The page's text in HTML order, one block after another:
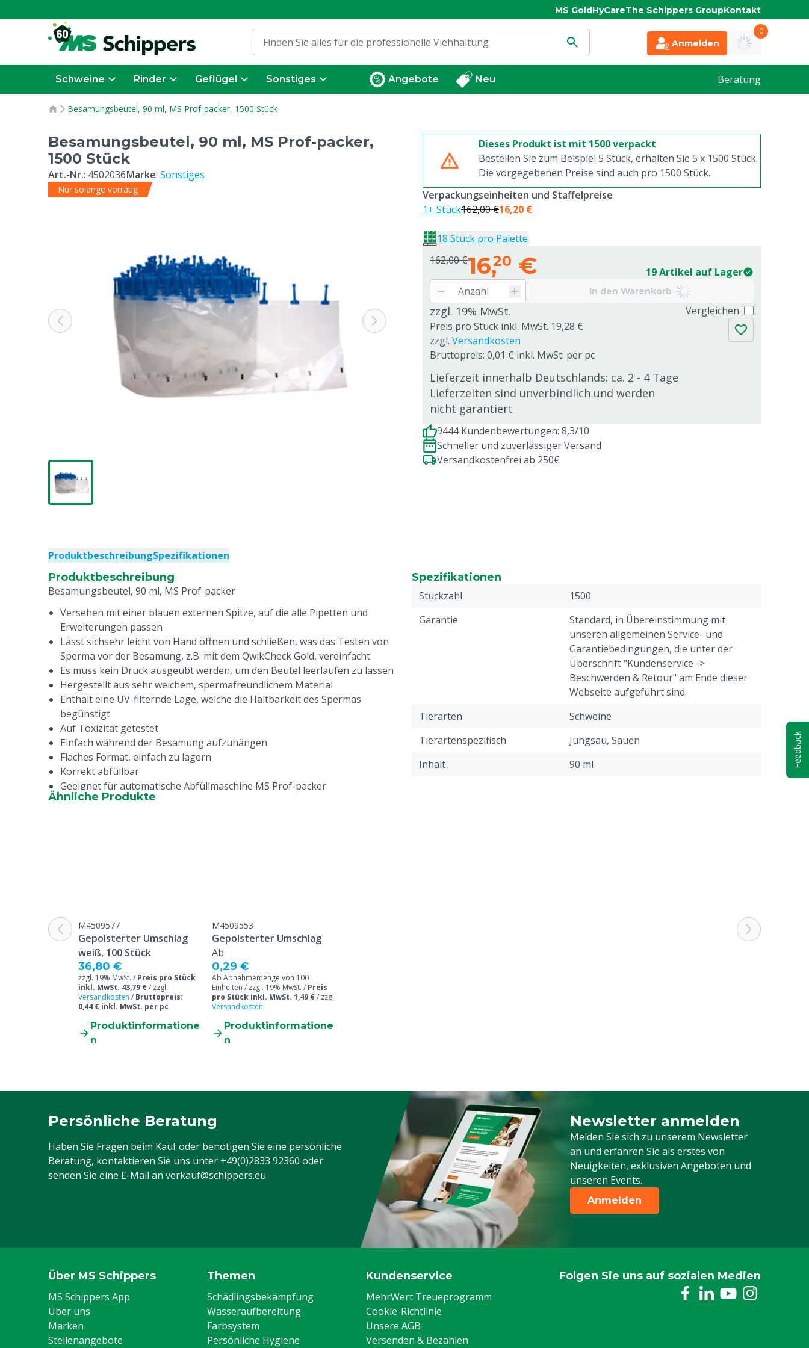
MS GoldHyCareThe Schippers GroupKontakt
Anmelden
0
Schweine Rinder Geflügel Sonstiges Angebote Neu Beratung
Besamungsbeutel, 90 ml, MS Prof-packer, 1500 Stück
Besamungsbeutel, 90 ml, MS Prof-packer,
1500 Stück
Art.-Nr.: 4502036Marke: Sonstiges
Nur solange vorrätig
Dieses Produkt ist mit 1500 verpackt
Bestellen Sie zum Beispiel 5 Stück, erhalten Sie 5 x 1500 Stück.
Die vorgegebenen Preise sind auch pro 1500 Stück.
162,00 €16,20 € 19 Artikel auf Lager
In den Warenkorb
zzgl. 19% MwSt.
Preis pro Stück inkl. MwSt. 19,28 €
zzgl. Versandkosten
Bruttopreis: 0,01 € inkl. MwSt. per pc
Lieferzeit innerhalb Deutschlands: ca. 2 - 4 Tage
Lieferzeiten sind unverbindlich und werden
nicht garantiert
Vergleichen
Verpackungseinheiten und Staffelpreise
1+ Stück162,00 €16,20 €
18 Stück pro Palette
9444 Kundenbewertungen: 8,3/10
Schneller und zuverlässiger Versand
Versandkostenfrei ab 250€
ProduktbeschreibungSpezifikationen
Produktbeschreibung
Besamungsbeutel, 90 ml, MS Prof-packer
Versehen mit einer blauen externen Spitze, auf die alle Pipetten und
Erweiterungen passen
Lässt sichsehr leicht von Hand öffnen und schließen, was das Testen von
Sperma vor der Besamung, z.B. mit dem QwikCheck Gold, vereinfacht
Es muss kein Druck ausgeübt werden, um den Beutel leerlaufen zu lassen
Hergestellt aus sehr weichem, spermafreundlichem Material
Enthält eine UV-filternde Lage, welche die Haltbarkeit des Spermas
begünstigt
Auf Toxizität getestet
Einfach während der Besamung aufzuhängen
Flaches Format, einfach zu lagern
Korrekt abfüllbar
Geeignet für automatische Abfüllmaschine MS Prof-packer
Optimales Abfüllvolumen: 90 ml
Spezifikationen
Stückzahl
1500
Garantie
Standard, in Übereinstimmung mit
unseren allgemeinen Service- und
Garantiebedingungen, die unter der
Überschrift "Kundenservice ->
Beschwerden & Retour" am Ende dieser
Webseite aufgeführt sind.
Tierarten
Schweine
Tierartenspezifisch
Jungsau, Sauen
Inhalt
90 ml
Ähnliche Produkte
M4509577
Gepolsterter Umschlag
weiß, 100 Stück
36,80 €
zzgl. 19% MwSt. / Preis pro Stück
inkl. MwSt. 43,79 €/ zzgl.
Versandkosten / Bruttopreis:
0,44 € inkl. MwSt. per pc
Produktinformatione
n
M4509553
Gepolsterter Umschlag
Ab
0,29 €
Ab Abnahmemenge von 100
Einheiten / zzgl. 19% MwSt. / Preis
pro Stück inkl. MwSt. 1,49 €/ zzgl.
Versandkosten
Produktinformatione
n
Persönliche Beratung
Haben Sie Fragen beim Kauf oder benötigen Sie eine persönliche
Beratung, kontaktieren Sie uns unter +49(0)2833 92360 oder
senden Sie eine E-Mail an verkauf@schippers.eu
Newsletter anmelden
Melden Sie sich zu unserem Newsletter
an und erfahren Sie als erstes von
Neuigkeiten, exklusiven Angeboten und
unseren Events.
Melden Sie sich für unseren Newsletter
Anmelden
Über MS Schippers
MS Schippers App
Über uns
Marken
Stellenangebote
Themen
Schädlingsbekämpfung
Wasseraufbereitung
Farbsystem
Persönliche Hygiene
Kundenservice
MehrWert Treueprogramm
Cookie-Richtlinie
Unsere AGB
Versenden & Bezahlen
Folgen Sie uns auf sozialen Medien
Feedback